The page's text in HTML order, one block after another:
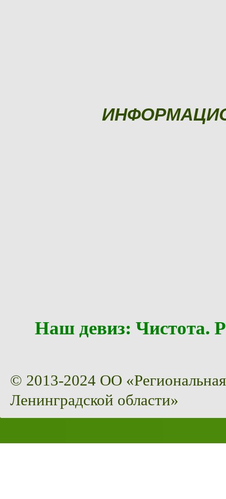
Наш девиз:
© 2013-2024 ОО
Ленинградской области»